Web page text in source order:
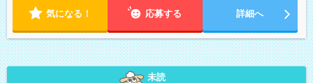
気になる！ 応募する 詳細へ
未読